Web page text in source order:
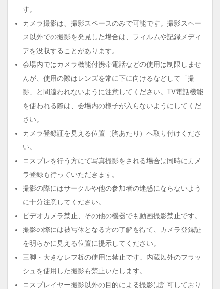
す。
カメラ撮影は、撮影スペースのみで可能です。撮影スペー
ス以外での撮影を発見した場合は、フィルムや記録メディ
アを没収することがあります。
会場内ではカメラ機能付携帯電話などの使用は制限しませ
んが、使用の際はレンズを常に下に向けるなどして「撮
影」と間違われないように注意してください。TV電話機能
を使われる際は、会場内の様子が入らないようにしてくだ
さい。
カメラ登録証を見える位置（胸あたり）へ取り付けくださ
い。
コスプレを行う方にて写真撮影をされる場合は同時にカメ
ラ登録も行っていただきます。
撮影の際にはサークルや他の参加者の迷惑にならないよう
に十分注意してください。
ビデオカメラ禁止、その他の機器でも動画撮影禁止です。
撮影の際には被写体となる方の了解を得て、カメラ登録証
を明らかに見える位置に提示してください。
三脚・大きなレフ板の使用は禁止です。内蔵以外のフラッ
シュを使用した撮影も禁止いたします。
コスプレイヤー撮影以外の目的による撮影は許可しており